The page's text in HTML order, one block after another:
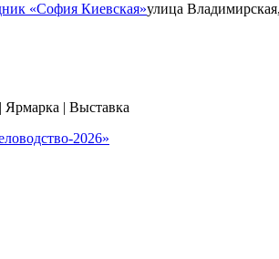
«София Киевская»улица
Ярмарка | Выставка
2026»